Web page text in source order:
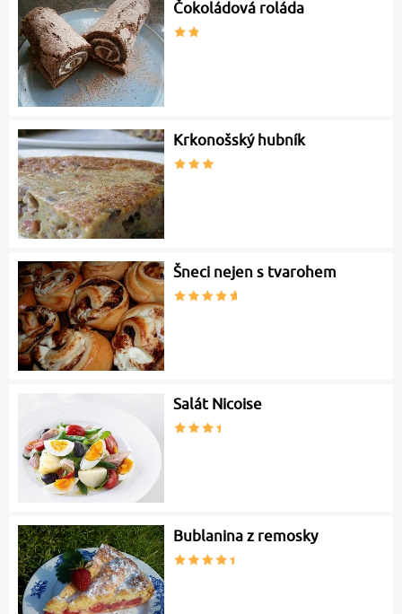
Čokoládová roláda
Krkonošský hubník
Šneci nejen s tvarohem
Salát Nicoise
Bublanina z remosky